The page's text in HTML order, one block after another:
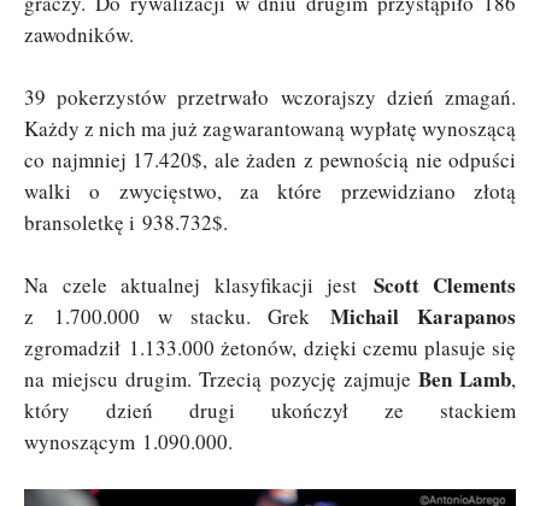
zawodników.
39 pokerzystów przetrwało wczorajszy dzień zmagań.
Każdy z nich ma już zagwarantowaną wypłatę wynoszącą
co najmniej 17.420$, ale żaden z pewnością nie odpuści
walki o zwycięstwo, za które przewidziano złotą
bransoletkę i 938.732$.
Na czele aktualnej klasyfikacji jest Scott Clements
z 1.700.000 w stacku. GrekMichail Karapanos
zgromadził 1.133.000 żetonów, dzięki czemu plasuje się
na miejscu drugim. Trzecią pozycję zajmuje Ben Lamb,
który dzień drugi ukończył ze stackiem
wynoszącym 1.090.000.